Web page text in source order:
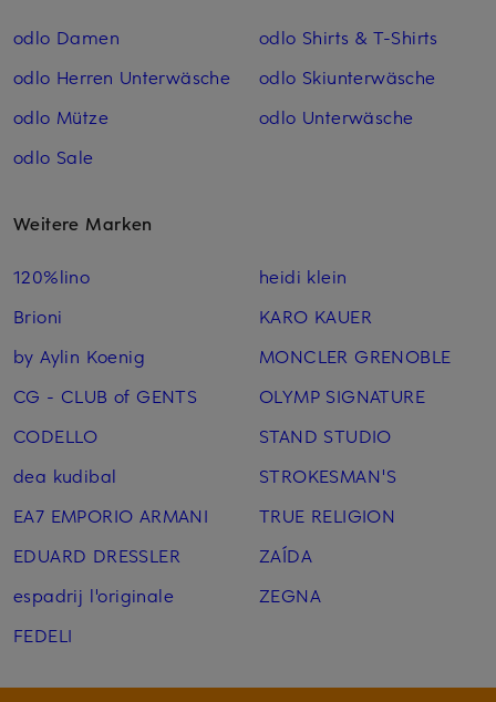
odlo Damen
odlo Herren Unterwäsche
odlo Mütze
odlo Sale
odlo Shirts & T-Shirts
odlo Skiunterwäsche
odlo Unterwäsche
Weitere Marken
120%lino
Brioni
by Aylin Koenig
CG - CLUB of GENTS
CODELLO
dea kudibal
EA7 EMPORIO ARMANI
EDUARD DRESSLER
espadrij l'originale
FEDELI
heidi klein
KARO KAUER
MONCLER GRENOBLE
OLYMP SIGNATURE
STAND STUDIO
STROKESMAN'S
TRUE RELIGION
ZAÍDA
ZEGNA